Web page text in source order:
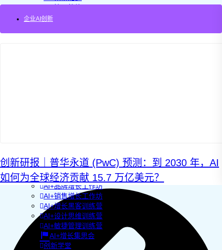
AI+设计冲刺
AI+创新训练营
企业AI创新工作坊
AI+增长战略工作坊
AI+品牌增长工作坊
AI+销售增长工作坊
AI+增长黑客训练营
AI+设计思维训练营
AI+敏捷管理训练营
AI+增长集思会
创新学堂
企业AI创新
创新研报｜普华永道 (PwC) 预测：到 2030 年，AI
如何为全球经济贡献 15.7 万亿美元？